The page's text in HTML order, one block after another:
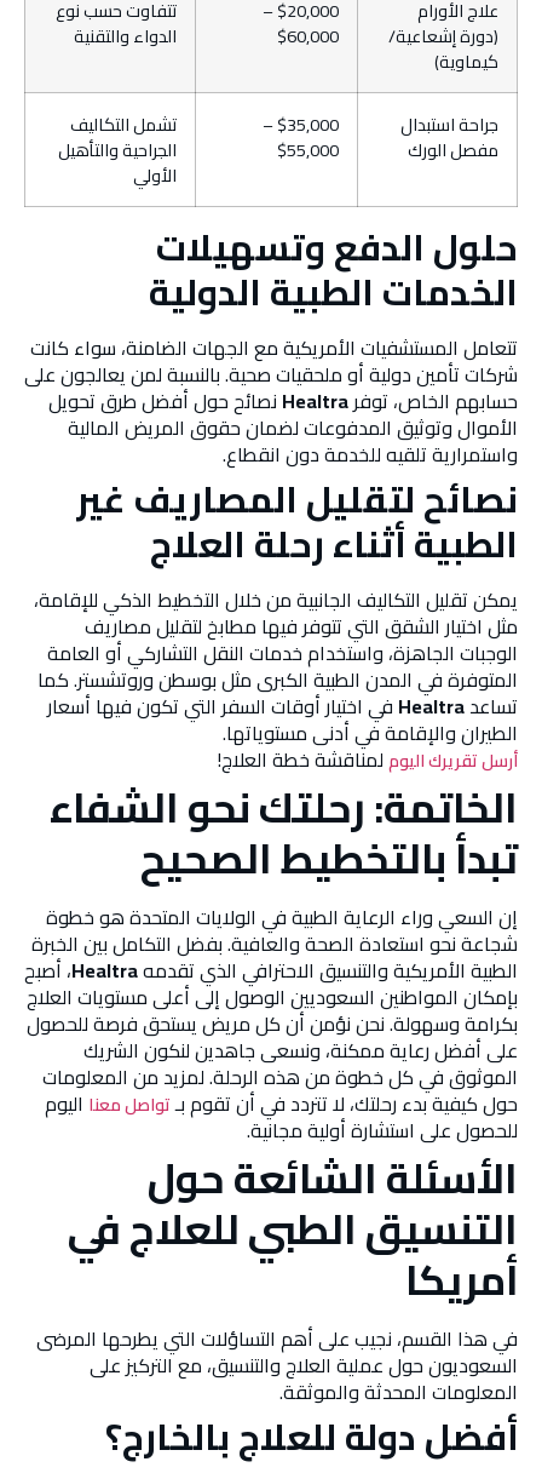
علاج الأورام
(دورة إشعاعية/
كيماوية)
$20,000 –
$60,000
تتفاوت حسب نوع
الدواء والتقنية
جراحة استبدال
مفصل الورك
$35,000 –
$55,000
تشمل التكاليف
الجراحية والتأهيل
الأولي
حلول الدفع وتسهيلات
الخدمات الطبية الدولية
تتعامل المستشفيات الأمريكية مع الجهات الضامنة، سواء كانت
شركات تأمين دولية أو ملحقيات صحية. بالنسبة لمن يعالجون على
حسابهم الخاص، توفرHealtra نصائح حول أفضل طرق تحويل
الأموال وتوثيق المدفوعات لضمان حقوق المريض المالية
واستمرارية تلقيه للخدمة دون انقطاع.
نصائح لتقليل المصاريف غير
الطبية أثناء رحلة العلاج
يمكن تقليل التكاليف الجانبية من خلال التخطيط الذكي للإقامة،
مثل اختيار الشقق التي تتوفر فيها مطابخ لتقليل مصاريف
الوجبات الجاهزة، واستخدام خدمات النقل التشاركي أو العامة
المتوفرة في المدن الطبية الكبرى مثل بوسطن وروتشستر. كما
تساعدHealtra في اختيار أوقات السفر التي تكون فيها أسعار
الطيران والإقامة في أدنى مستوياتها.
أرسل تقريرك اليوملمناقشة خطة العلاج!
الخاتمة: رحلتك نحو الشفاء
تبدأ بالتخطيط الصحيح
إن السعي وراء الرعاية الطبية في الولايات المتحدة هو خطوة
شجاعة نحو استعادة الصحة والعافية. بفضل التكامل بين الخبرة
الطبية الأمريكية والتنسيق الاحترافي الذي تقدمهHealtra، أصبح
بإمكان المواطنين السعوديين الوصول إلى أعلى مستويات العلاج
بكرامة وسهولة. نحن نؤمن أن كل مريض يستحق فرصة للحصول
على أفضل رعاية ممكنة، ونسعى جاهدين لنكون الشريك
الموثوق في كل خطوة من هذه الرحلة. لمزيد من المعلومات
حول كيفية بدء رحلتك، لا تتردد في أن تقوم بـتواصل معنا اليوم
للحصول على استشارة أولية مجانية.
الأسئلة الشائعة حول
التنسيق الطبي للعلاج في
أمريكا
في هذا القسم، نجيب على أهم التساؤلات التي يطرحها المرضى
السعوديون حول عملية العلاج والتنسيق، مع التركيز على
المعلومات المحدثة والموثقة.
أفضل دولة للعلاج بالخارج؟